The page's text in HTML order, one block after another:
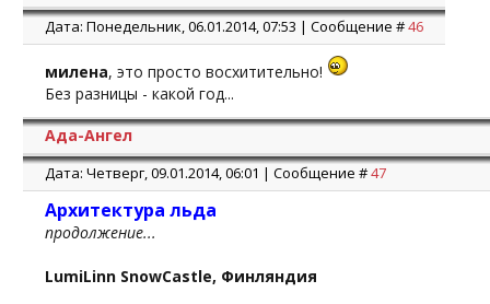
Дата: Понедельник, 06.01.2014, 07:53 | Сообщение #46
милена, это просто восхитительно!
Без разницы - какой год...
Ада-Ангел
Дата: Четверг, 09.01.2014, 06:01 | Сообщение #47
Архитектура льда
продолжение...
LumiLinn SnowCastle, Финляндия